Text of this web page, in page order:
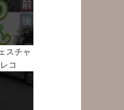
スチャ
コ